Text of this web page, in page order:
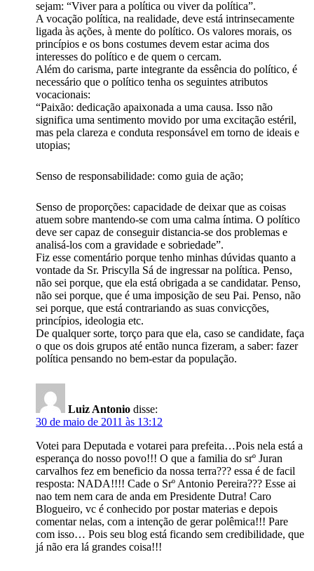
sejam: “Viver para a política ou viver da política”.
A vocação política, na realidade, deve está intrinsecamente
ligada às ações, à mente do político. Os valores morais, os
princípios e os bons costumes devem estar acima dos
interesses do político e de quem o cercam.
Além do carisma, parte integrante da essência do político, é
necessário que o político tenha os seguintes atributos
vocacionais:
“Paixão: dedicação apaixonada a uma causa. Isso não
significa uma sentimento movido por uma excitação estéril,
mas pela clareza e conduta responsável em torno de ideais e
utopias;
Senso de responsabilidade: como guia de ação;
Senso de proporções: capacidade de deixar que as coisas
atuem sobre mantendo-se com uma calma íntima. O político
deve ser capaz de conseguir distancia-se dos problemas e
analisá-los com a gravidade e sobriedade”.
Fiz esse comentário porque tenho minhas dúvidas quanto a
vontade da Sr. Priscylla Sá de ingressar na política. Penso,
não sei porque, que ela está obrigada a se candidatar. Penso,
não sei porque, que é uma imposição de seu Pai. Penso, não
sei porque, que está contrariando as suas convicções,
princípios, ideologia etc.
De qualquer sorte, torço para que ela, caso se candidate, faça
o que os dois grupos até então nunca fizeram, a saber: fazer
política pensando no bem-estar da população.
Luiz Antonio disse:
30 de maio de 2011 às 13:12
Votei para Deputada e votarei para prefeita…Pois nela está a
esperança do nosso povo!!! O que a familia do srº Juran
carvalhos fez em beneficio da nossa terra??? essa é de facil
resposta: NADA!!!! Cade o Srº Antonio Pereira??? Esse ai
nao tem nem cara de anda em Presidente Dutra! Caro
Blogueiro, vc é conhecido por postar materias e depois
comentar nelas, com a intenção de gerar polêmica!!! Pare
com isso… Pois seu blog está ficando sem credibilidade, que
já não era lá grandes coisa!!!